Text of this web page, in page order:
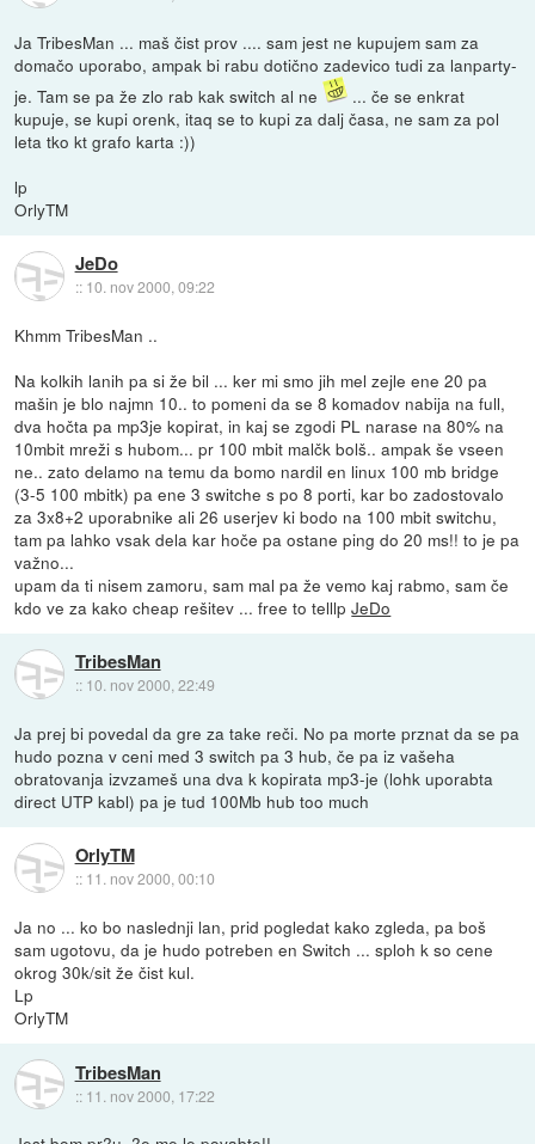
Ja TribesMan ... maš čist prov .... sam jest ne kupujem sam za
domačo uporabo, ampak bi rabu dotično zadevico tudi za lanparty-
je. Tam se pa že zlo rab kak switch al ne
... če se enkrat
kupuje, se kupi orenk, itaq se to kupi za dalj časa, ne sam za pol
leta tko kt grafo karta :))
lp
OrlyTM
JeDo
:: 10. nov 2000, 09:22
Khmm TribesMan ..
Na kolkih lanih pa si že bil ... ker mi smo jih mel zejle ene 20 pa
mašin je blo najmn 10.. to pomeni da se 8 komadov nabija na full,
dva hočta pa mp3je kopirat, in kaj se zgodi PL narase na 80% na
10mbit mreži s hubom... pr 100 mbit malčk bolš.. ampak še vseen
ne.. zato delamo na temu da bomo nardil en linux 100 mb bridge
(3-5 100 mbitk) pa ene 3 switche s po 8 porti, kar bo zadostovalo
za 3x8+2 uporabnike ali 26 userjev ki bodo na 100 mbit switchu,
tam pa lahko vsak dela kar hoče pa ostane ping do 20 ms!! to je pa
važno...
upam da ti nisem zamoru, sam mal pa že vemo kaj rabmo, sam če
kdo ve za kako cheap rešitev ... free to telllpJeDo
TribesMan
:: 10. nov 2000, 22:49
Ja prej bi povedal da gre za take reči. No pa morte prznat da se pa
hudo pozna v ceni med 3 switch pa 3 hub, če pa iz vašeha
obratovanja izvzameš una dva k kopirata mp3-je (lohk uporabta
direct UTP kabl) pa je tud 100Mb hub too much
OrlyTM
:: 11. nov 2000, 00:10
Ja no ... ko bo naslednji lan, prid pogledat kako zgleda, pa boš
sam ugotovu, da je hudo potreben en Switch ... sploh k so cene
okrog 30k/sit že čist kul.
Lp
OrlyTM
TribesMan
:: 11. nov 2000, 17:22